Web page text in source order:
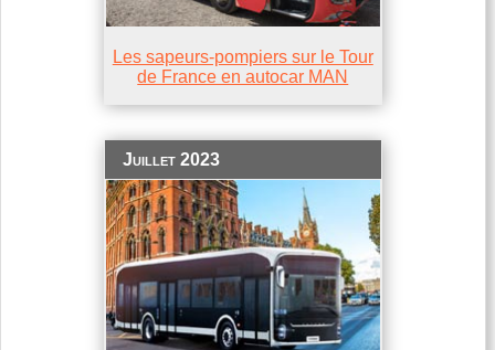
Les sapeurs-pompiers sur le Tour
de France en autocar MAN
Juillet 2023